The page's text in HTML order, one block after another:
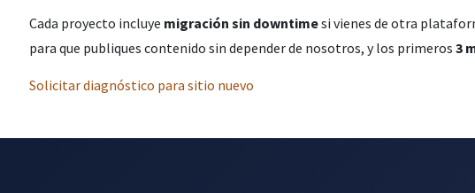
Cada proyecto incluye migración sin downtimesi vienes de otra
para que publiques contenido sin depender de nosotros, y los primeros 3
Solicitar diagnóstico para sitio nuevo